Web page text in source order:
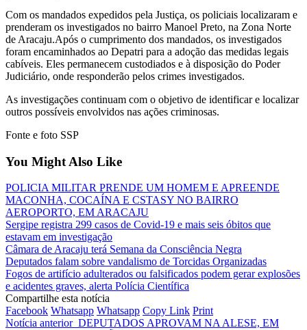
Com os mandados expedidos pela Justiça, os policiais localizaram e
prenderam os investigados no bairro Manoel Preto, na Zona Norte
de Aracaju.Após o cumprimento dos mandados, os investigados
foram encaminhados ao Depatri para a adoção das medidas legais
cabíveis. Eles permanecem custodiados e à disposição do Poder
Judiciário, onde responderão pelos crimes investigados.
As investigações continuam com o objetivo de identificar e localizar
outros possíveis envolvidos nas ações criminosas.
Fonte e foto SSP
You Might Also Like
POLICIA MILITAR PRENDE UM HOMEM E APREENDE
MACONHA, COCAÍNA E CSTASY NO BAIRRO
AEROPORTO, EM ARACAJU
Sergipe registra 299 casos de Covid-19 e mais seis óbitos que
estavam em investigação
Câmara de Aracaju terá Semana da Consciência Negra
Deputados falam sobre vandalismo de Torcidas Organizadas
Fogos de artifício adulterados ou falsificados podem gerar explosões
e acidentes graves, alerta Polícia Científica
Compartilhe esta notícia
Facebook Whatsapp Whatsapp Copy Link Print
Notícia anterior DEPUTADOS APROVAM NA ALESE, EM